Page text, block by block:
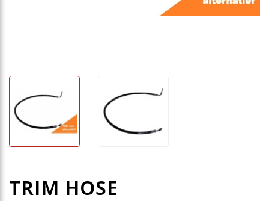
TRIM HOSE